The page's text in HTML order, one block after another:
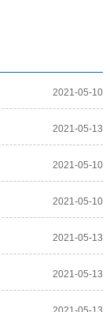
2021-05-10
2021-05-13
2021-05-10
2021-05-10
2021-05-13
2021-05-13